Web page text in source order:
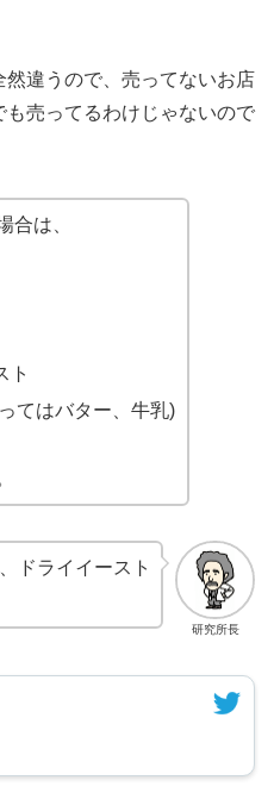
違うので、売ってないお店
売ってるわけじゃないので
合は、
ト
てはバター、牛乳)
研究所長
ドライイースト